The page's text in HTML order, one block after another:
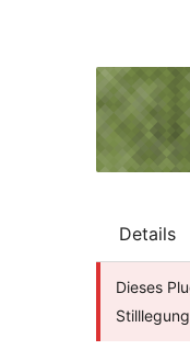
Details
Dieses